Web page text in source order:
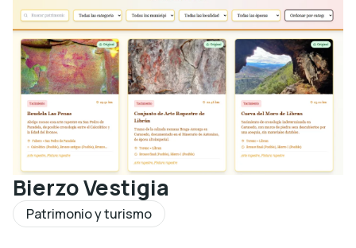
Bierzo Vestigia
Patrimonio y turismo